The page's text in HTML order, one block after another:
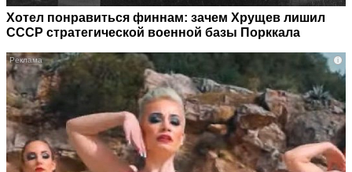
Хотел понравиться финнам: зачем Хрущев лишил
СССР стратегической военной базы Порккала
i